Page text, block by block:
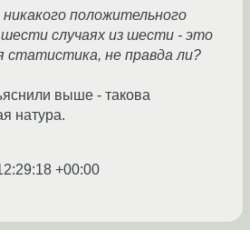
положительного
случаях из шести - это
статистика, не правда ли?
выше - такова
натура.
+00:00